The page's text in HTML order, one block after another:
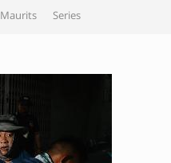
Maurits Series